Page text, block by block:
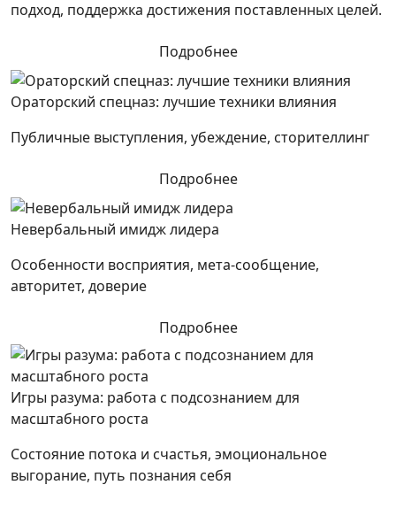
подход, поддержка достижения поставленных целей.
Подробнее
Ораторский спецназ: лучшие техники влияния
Публичные выступления, убеждение, сторителлинг
Подробнее
Невербальный имидж лидера
Особенности восприятия, мета-сообщение,
авторитет, доверие
Подробнее
Игры разума: работа с подсознанием для
масштабного роста
Состояние потока и счастья, эмоциональное
выгорание, путь познания себя